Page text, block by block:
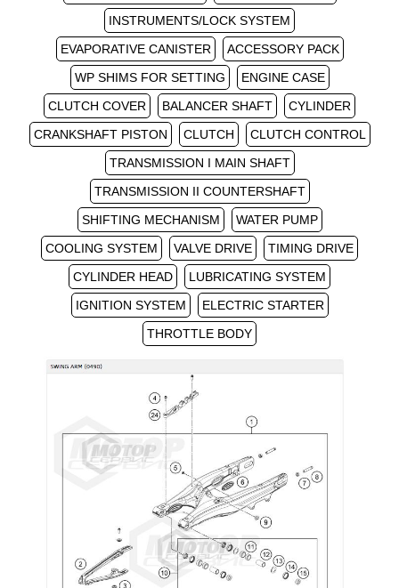
INSTRUMENTS/LOCK SYSTEM
EVAPORATIVE CANISTER
ACCESSORY PACK
WP SHIMS FOR SETTING
ENGINE CASE
CLUTCH COVER
BALANCER SHAFT
CYLINDER
CRANKSHAFT PISTON
CLUTCH
CLUTCH CONTROL
TRANSMISSION I MAIN SHAFT
TRANSMISSION II COUNTERSHAFT
SHIFTING MECHANISM
WATER PUMP
COOLING SYSTEM
VALVE DRIVE
TIMING DRIVE
CYLINDER HEAD
LUBRICATING SYSTEM
IGNITION SYSTEM
ELECTRIC STARTER
THROTTLE BODY